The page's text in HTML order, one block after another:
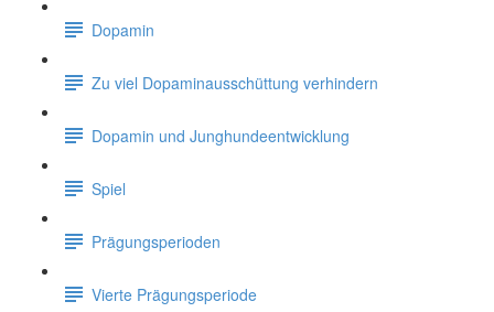
Dopamin
Zu viel Dopaminausschüttung verhindern
Dopamin und Junghundeentwicklung
Spiel
Prägungsperioden
Vierte Prägungsperiode